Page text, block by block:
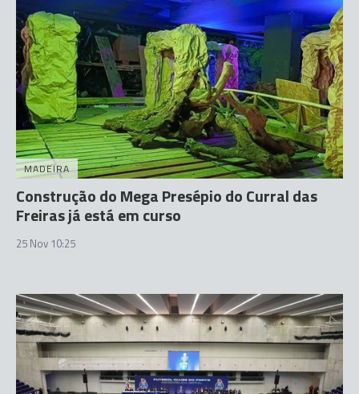
MADEIRA
Construção do Mega Presépio do Curral das
Freiras já está em curso
25 Nov 10:25